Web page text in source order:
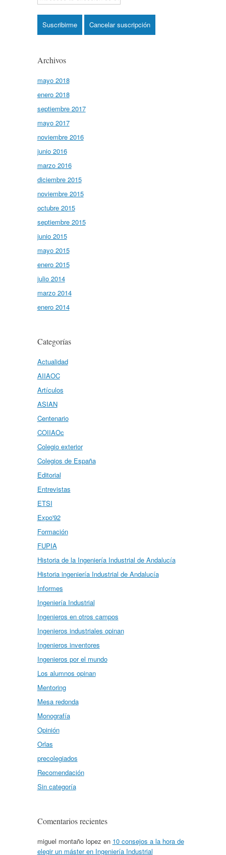
Archivos
mayo 2018
enero 2018
septiembre 2017
mayo 2017
noviembre 2016
junio 2016
marzo 2016
diciembre 2015
noviembre 2015
octubre 2015
septiembre 2015
junio 2015
mayo 2015
enero 2015
julio 2014
marzo 2014
enero 2014
Categorías
Actualidad
AIIAOC
Artículos
ASIAN
Centenario
COIIAOc
Colegio exterior
Colegios de España
Editorial
Entrevistas
ETSI
Expo'92
Formación
FUPIA
Historia de la Ingeniería Industrial de Andalucía
Historia ingeniería Industrial de Andalucía
Informes
Ingeniería Industrial
Ingenieros en otros campos
Ingenieros industriales opinan
Ingenieros inventores
Ingenieros por el mundo
Los alumnos opinan
Mentoring
Mesa redonda
Monografía
Opinión
Orlas
precolegiados
Recomendación
Sin categoría
Comentarios recientes
miguel montaño lopez en 10 consejos a la hora de
elegir un máster en Ingeniería Industrial